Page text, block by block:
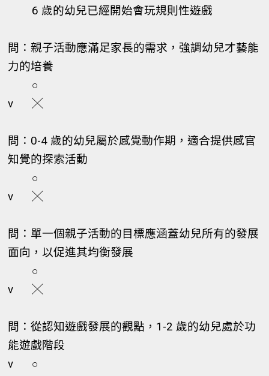
6 歲的幼兒已經開始會玩規則性遊戲
問：親子活動應滿足家長的需求，強調幼兒才藝能
力的培養
○
v
╳
問：0-4 歲的幼兒屬於感覺動作期，適合提供感官
知覺的探索活動
○
v
╳
問：單一個親子活動的目標應涵蓋幼兒所有的發展
面向，以促進其均衡發展
○
v
╳
問：從認知遊戲發展的觀點，1-2 歲的幼兒處於功
能遊戲階段
v
○